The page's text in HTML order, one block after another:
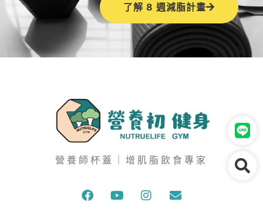
了解 8 週減脂計畫
營養師杯蓋｜增肌脂飲食專家